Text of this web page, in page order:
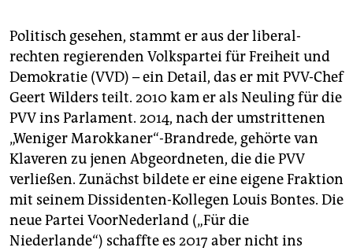
Politisch gesehen, stammt er aus der liberal-
rechten regierenden Volkspartei für Freiheit und
Demokratie (VVD) – ein Detail, das er mit PVV-Chef
Geert Wilders teilt. 2010 kam er als Neuling für die
PVV ins Parlament. 2014, nach der umstrittenen
„Weniger Marokkaner“-Brandrede, gehörte van
Klaveren zu jenen Abgeordneten, die die PVV
verließen. Zunächst bildete er eine eigene Fraktion
mit seinem Dissidenten-Kollegen Louis Bontes. Die
neue Partei VoorNederland („Für die
Niederlande“) schaffte es 2017 aber nicht ins